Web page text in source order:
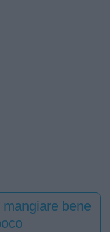
bene